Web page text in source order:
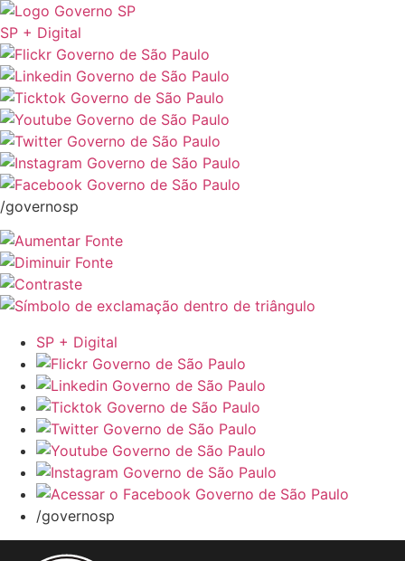
SP + Digital
/governosp
SP + Digital
/governosp